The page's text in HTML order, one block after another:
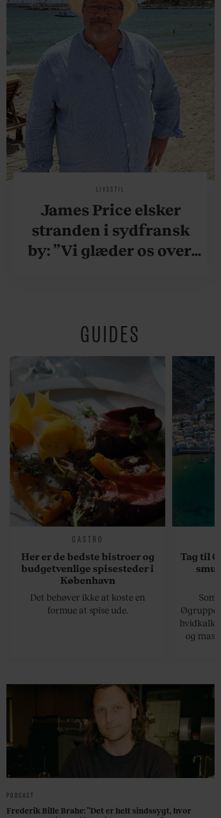
livsglæde, han nægter at give slip
på.
LIVSSTIL
James Price elsker
stranden i sydfransk
by: ”Vi glæder os over,
fredeligt”
GUIDES
GASTRO
Her er de bedste bistroer og
budgetvenlige spisesteder i
København
Det behøver ikke at koste en
formue at spise ude.
Tag til
og
PODCAST
Frederik Bille Brahe: ”Det er helt sindssygt, hvor